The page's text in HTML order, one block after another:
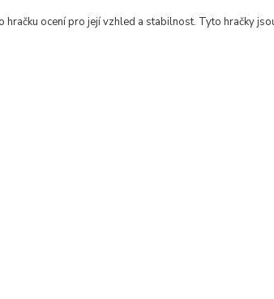
ocení pro její vzhled a stabilnost. Tyto hračky